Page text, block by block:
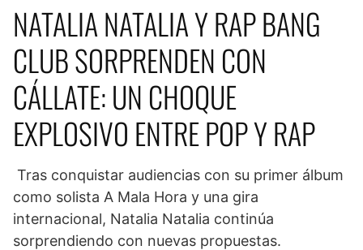
NATALIA NATALIA Y RAP BANG
CLUB SORPRENDEN CON
CÁLLATE: UN CHOQUE
EXPLOSIVO ENTRE POP Y RAP
Tras conquistar audiencias con su primer álbum
como solista A Mala Hora y una gira
internacional, Natalia Natalia continúa
sorprendiendo con nuevas propuestas.